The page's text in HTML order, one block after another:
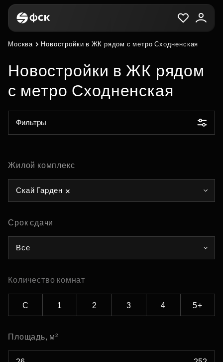
Москва Новостройки в ЖК рядом с метро Сходненская
Новостройки в ЖК рядом
с метро Сходненская
Фильтры
Жилой комплекс
Скай Гарден
Срок сдачи
Все
Количество комнат
С 1 2 3 4 5+
Площадь, м²